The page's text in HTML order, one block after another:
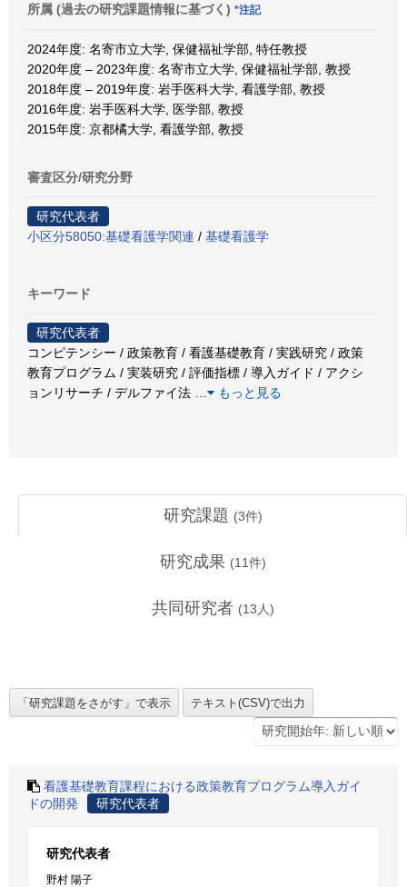
所属 (過去の研究課題情報に基づく) *注記
2024年度: 名寄市立大学, 保健福祉学部, 特任教授
2020年度 – 2023年度: 名寄市立大学, 保健福祉学部, 教授
2018年度 – 2019年度: 岩手医科大学, 看護学部, 教授
2016年度: 岩手医科大学, 医学部, 教授
2015年度: 京都橘大学, 看護学部, 教授
審査区分/研究分野
研究代表者
小区分58050:基礎看護学関連 / 基礎看護学
キーワード
研究代表者
コンピテンシー / 政策教育 / 看護基礎教育 / 実践研究 / 政策
教育プログラム / 実装研究 / 評価指標 / 導入ガイド / アクシ
ョンリサーチ / デルファイ法
もっと見る
研究課題 (3件)
研究成果 (11件)
共同研究者 (13 人)
看護基礎教育課程における政策教育プログラム導入ガイ
ドの開発
研究代表者
研究代表者
野村 陽子